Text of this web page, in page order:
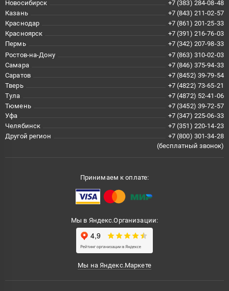
Новосибирск
+7 (383) 284-08-48
Казань
+7 (843) 211-02-57
Краснодар
+7 (861) 201-25-33
Красноярск
+7 (391) 216-76-03
Пермь
+7 (342) 207-98-33
Ростов-на-Дону
+7 (863) 310-02-03
Самара
+7 (846) 375-94-33
Саратов
+7 (8452) 39-79-54
Тверь
+7 (4822) 73-65-21
Тула
+7 (4872) 52-41-06
Тюмень
+7 (3452) 39-72-57
Уфа
+7 (347) 225-06-33
Челябинск
+7 (351) 220-14-23
Другой регион
+7 (800) 301-34-28
(бесплатный звонок)
Принимаем к оплате:
Мы в Яндекс.Организации:
Мы на Яндекс.Маркете